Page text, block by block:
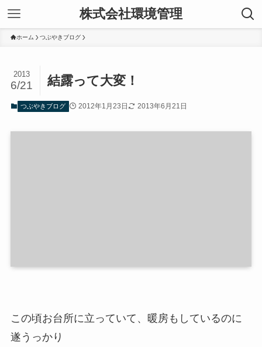
株式会社環境管理
ホーム つぶやきブログ
結露って大変！
2013
6/21
つぶやきブログ 2012年1月23日 2013年6月21日
この頃お台所に立っていて、暖房もしているのに
遂うっかり